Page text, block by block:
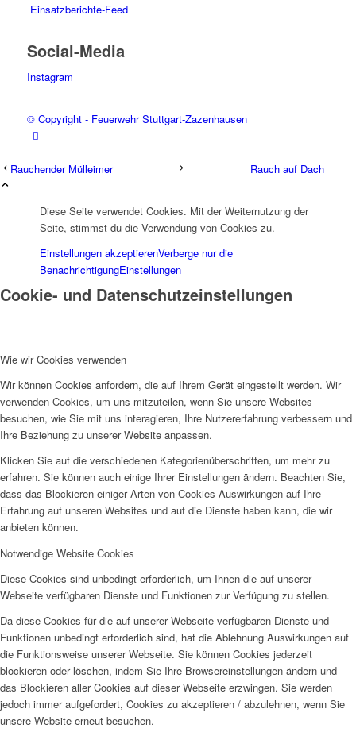
Einsatzberichte-Feed
Social-Media
Instagram
© Copyright - Feuerwehr Stuttgart-Zazenhausen
Rauchender Mülleimer Rauch auf Dach
Diese Seite verwendet Cookies. Mit der Weiternutzung der
Seite, stimmst du die Verwendung von Cookies zu.
Einstellungen akzeptierenVerberge nur die
BenachrichtigungEinstellungen
Cookie- und Datenschutzeinstellungen
Wie wir Cookies verwenden
Wir können Cookies anfordern, die auf Ihrem Gerät eingestellt werden. Wir
verwenden Cookies, um uns mitzuteilen, wenn Sie unsere Websites
besuchen, wie Sie mit uns interagieren, Ihre Nutzererfahrung verbessern und
Ihre Beziehung zu unserer Website anpassen.
Klicken Sie auf die verschiedenen Kategorienüberschriften, um mehr zu
erfahren. Sie können auch einige Ihrer Einstellungen ändern. Beachten Sie,
dass das Blockieren einiger Arten von Cookies Auswirkungen auf Ihre
Erfahrung auf unseren Websites und auf die Dienste haben kann, die wir
anbieten können.
Notwendige Website Cookies
Diese Cookies sind unbedingt erforderlich, um Ihnen die auf unserer
Webseite verfügbaren Dienste und Funktionen zur Verfügung zu stellen.
Da diese Cookies für die auf unserer Webseite verfügbaren Dienste und
Funktionen unbedingt erforderlich sind, hat die Ablehnung Auswirkungen auf
die Funktionsweise unserer Webseite. Sie können Cookies jederzeit
blockieren oder löschen, indem Sie Ihre Browsereinstellungen ändern und
das Blockieren aller Cookies auf dieser Webseite erzwingen. Sie werden
jedoch immer aufgefordert, Cookies zu akzeptieren / abzulehnen, wenn Sie
unsere Website erneut besuchen.